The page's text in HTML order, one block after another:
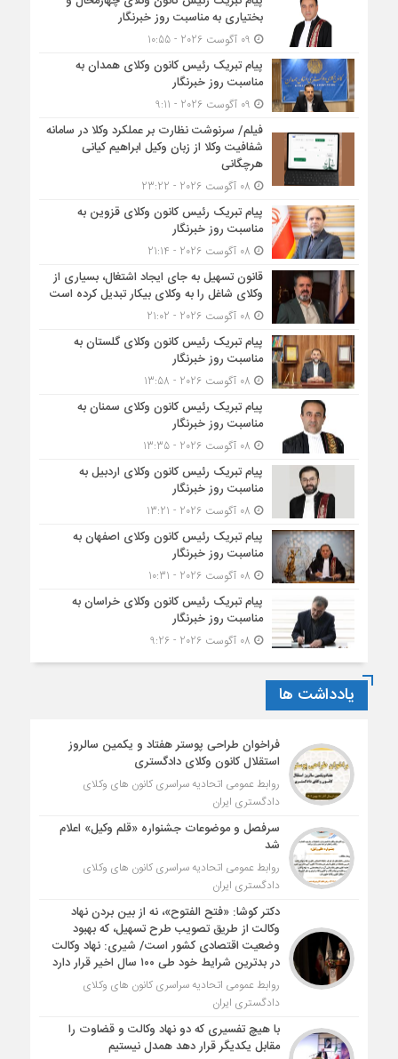
بختیاری به مناسبت روز خبرنگار
پیام تبریک رئیس کانون وکلای همدان به
مناسبت روز خبرنگار
فیلم/ سرنوشت نظارت بر عملکرد وکلا در سامانه
شفافیت وکلا از زبان وکیل ابراهیم کیانی
هرچگانی
پیام تبریک رئیس کانون وکلای قزوین به
مناسبت روز خبرنگار
قانون تسهیل به جای ایجاد اشتغال، بسیاری از
وکلای شاغل را به وکلای بیکار تبدیل کرده است
پیام تبریک رئیس کانون وکلای گلستان به
مناسبت روز خبرنگار
پیام تبریک رئیس کانون وکلای سمنان به
مناسبت روز خبرنگار
پیام تبریک رئیس کانون وکلای اردبیل به
مناسبت روز خبرنگار
پیام تبریک رئیس کانون وکلای اصفهان به
مناسبت روز خبرنگار
پیام تبریک رئیس کانون وکلای خراسان به
مناسبت روز خبرنگار
یادداشت ها
فراخوان طراحی پوستر هفتاد و یکمین سالروز
استقلال کانون وکلای دادگستری
روابط عمومی اتحادیه سراسری کانون های وکلای
دادگستری ایران
سرفصل و موضوعات جشنواره «قلم وکیل» اعلام
شد
روابط عمومی اتحادیه سراسری کانون های وکلای
دادگستری ایران
دکتر کوشا: «فتح الفتوح»، نه از بین بردن نهاد
وکالت از طریق تصویب طرح تسهیل، که بهبود
وضعیت اقتصادی کشور است/ شیری: نهاد وکالت
در بدترین شرایط خود طی ۱۰۰ سال اخیر قرار دارد
روابط عمومی اتحادیه سراسری کانون های وکلای
دادگستری ایران
با هیچ تفسیری که دو نهاد وکالت و قضاوت را
مقابل یکدیگر قرار دهد همدل نیستیم